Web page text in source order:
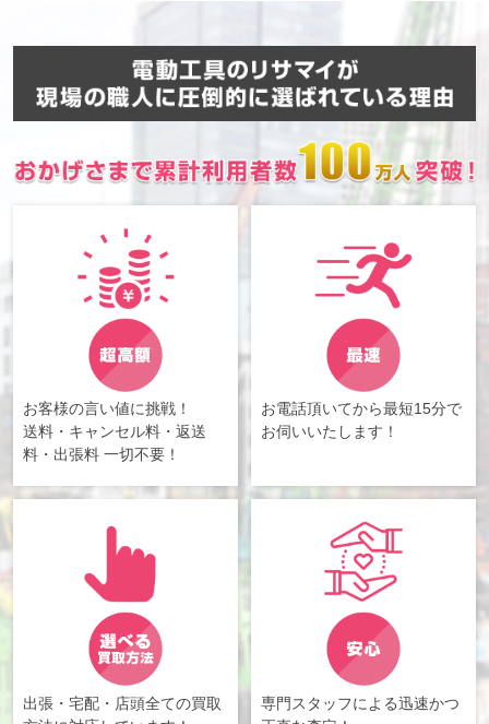
お客様の言い値に挑戦！
送料・キャンセル料・返送
料・出張料 一切不要！
お電話頂いてから最短15分で
お伺いいたします！
出張・宅配・店頭全ての買取
専門スタッフによる迅速かつ